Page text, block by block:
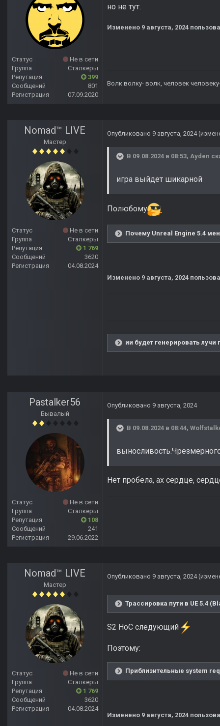
Статус
Не в сети
Группа
Сталкеры
Репутация
399
Сообщений
801
Регистрация
07.09.2020
но не тут.
Изменено 9 августа, 2024
Волк волку- волк, человек
Nomad™ LIVE
Мастер
Статус
Не в сети
Группа
Сталкеры
Репутация
1 769
Сообщений
3620
Регистрация
04.08.2024
Опубликовано 9 августа, 2024
В 09.08.2024 в 08:53, Ayden
игра выйдет шикарной
Полюбому
Почему Unreal Engine 5.4
Изменено 9 августа, 2024
ии будет генерировать
Pastalker56
Бывалый
Статус
Не в сети
Группа
Сталкеры
Репутация
108
Сообщений
241
Регистрация
29.06.2022
Опубликовано 9 августа, 2024
В 09.08.2024 в 08:44,
Нет пробела, ах сердце,
Nomad™ LIVE
Мастер
Статус
Не в сети
Группа
Сталкеры
Репутация
1 769
Сообщений
3620
Регистрация
04.08.2024
Опубликовано 9 августа, 2024
Трассировка пути в UE 5.4
S2 HoC следующий
Поэтому:
Приблизительные system
Изменено 9 августа, 2024